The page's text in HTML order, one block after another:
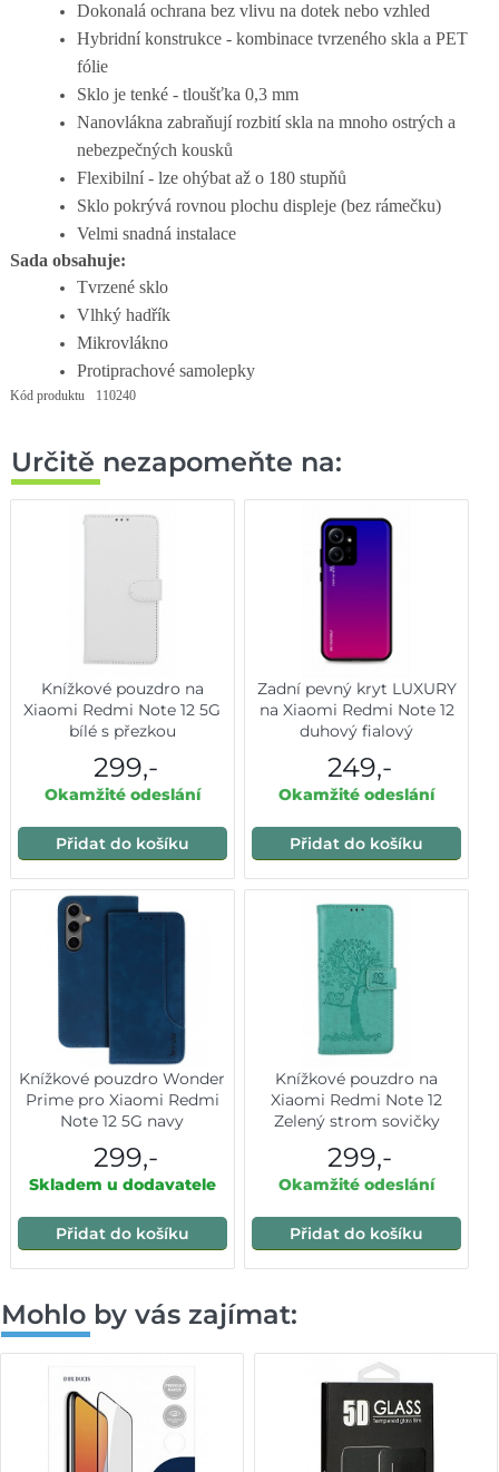
Dokonalá ochrana bez vlivu na dotek nebo vzhled
Hybridní konstrukce - kombinace tvrzeného skla a PET
fólie
Sklo je tenké - tloušťka 0,3 mm
Nanovlákna zabraňují rozbití skla na mnoho ostrých a
nebezpečných kousků
Flexibilní - lze ohýbat až o 180 stupňů
Sklo pokrývá rovnou plochu displeje (bez rámečku)
Velmi snadná instalace
Sada obsahuje:
Tvrzené sklo
Vlhký hadřík
Mikrovlákno
Protiprachové samolepky
Kód produktu 110240
Určitě nezapomeňte na:
Knížkové pouzdro na
Xiaomi Redmi Note 12 5G
bílé s přezkou
299,-
Okamžité odeslání
Přidat do košíku
Zadní pevný kryt LUXURY
na Xiaomi Redmi Note 12
duhový fialový
249,-
Okamžité odeslání
Přidat do košíku
Knížkové pouzdro Wonder
Prime pro Xiaomi Redmi
Note 12 5G navy
299,-
Skladem u dodavatele
Přidat do košíku
Knížkové pouzdro na
Xiaomi Redmi Note 12
Zelený strom sovičky
299,-
Okamžité odeslání
Přidat do košíku
Mohlo by vás zajímat: